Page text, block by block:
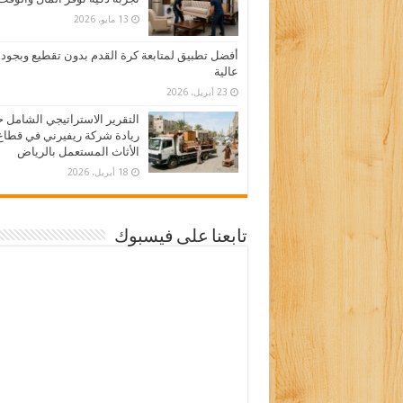
13 مايو، 2026
أفضل تطبيق لمتابعة كرة القدم بدون تقطيع
عالية
23 أبريل، 2026
التقرير الاستراتيجي
ريادة شركة ريفيرني في
الأثاث المستعمل بالرياض
18 أبريل، 2026
تابعنا على فيسبوك